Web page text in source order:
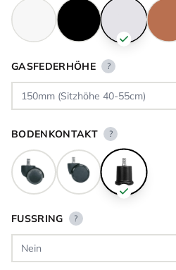
GASFEDERHÖHE ?
BODENKONTAKT ?
FUSSRING ?